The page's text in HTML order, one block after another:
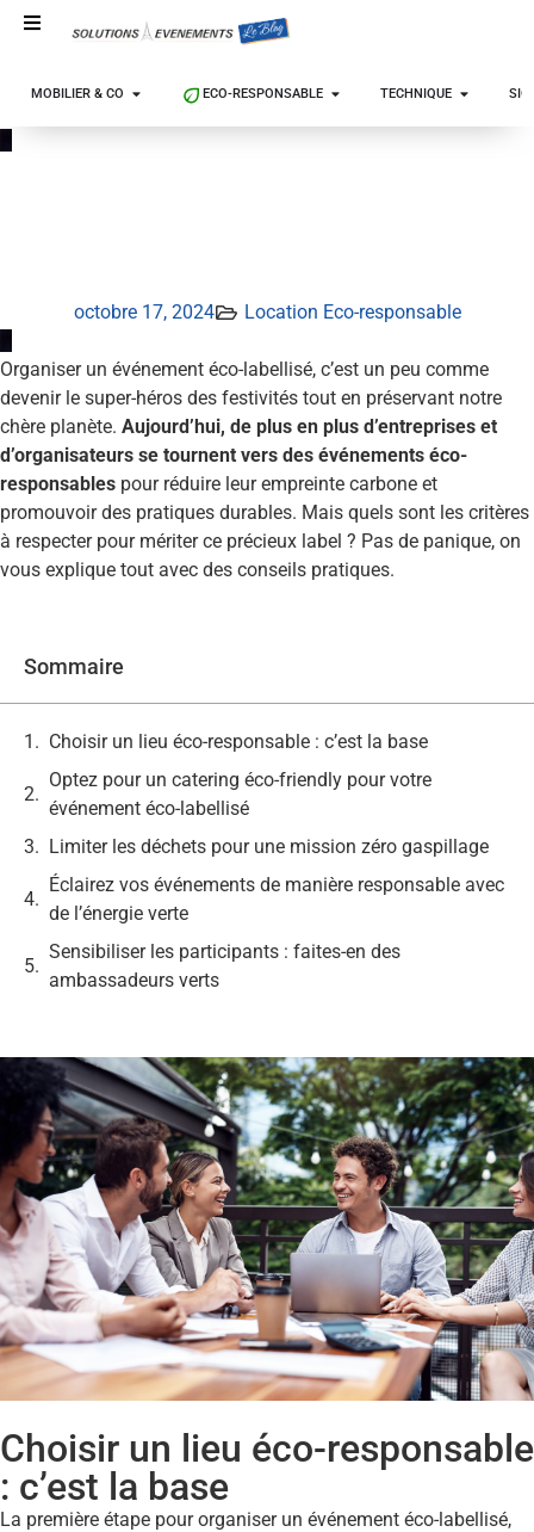
MOBILIER & CO ECO-RESPONSABLE TECHNIQUE
octobre 17, 2024 Location Eco-responsable
Organiser un événement éco-labellisé, c’est un peu comme
devenir le super-héros des festivités tout en préservant notre
chère planète. Aujourd’hui, de plus en plus d’entreprises et
d’organisateurs se tournent vers des événements éco-
responsables pour réduire leur empreinte carbone et
promouvoir des pratiques durables. Mais quels sont les critères
à respecter pour mériter ce précieux label ? Pas de panique, on
vous explique tout avec des conseils pratiques.
Sommaire
Choisir un lieu éco-responsable : c’est la base
Optez pour un catering éco-friendly pour votre
événement éco-labellisé
Limiter les déchets pour une mission zéro gaspillage
Éclairez vos événements de manière responsable avec
de l’énergie verte
Sensibiliser les participants : faites-en des
ambassadeurs verts
Choisir un lieu éco-responsable
: c’est la base
La première étape pour organiser un événement éco-labellisé,